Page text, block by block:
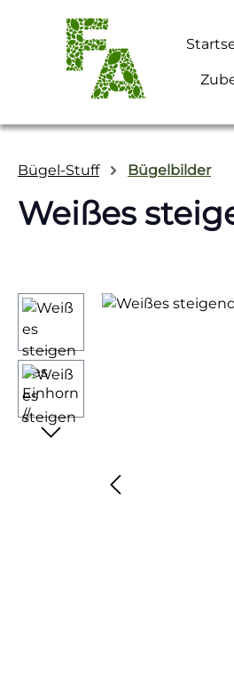
Hauptinhalt springen
Zur Suche springen
Zur Hauptnavigation springen
Bügel-Stuff Bügelbilder
Weißes
Bildergalerie überspringen